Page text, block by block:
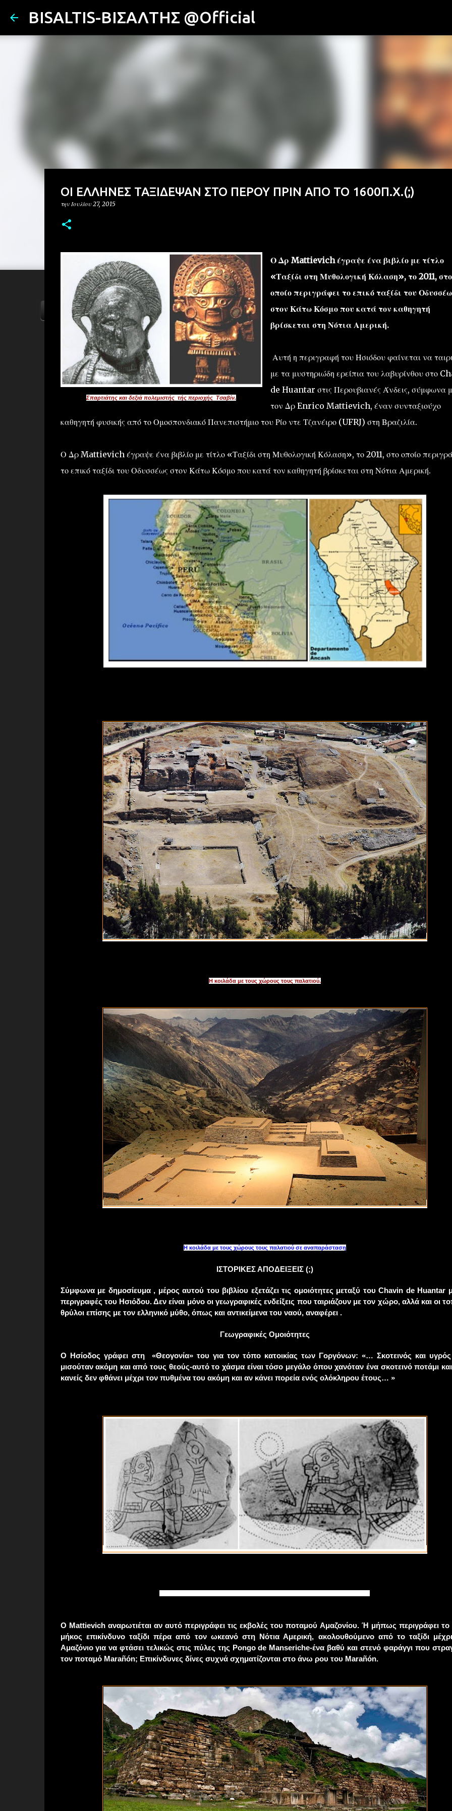
BISALTIS-ΒΙΣΑΛΤΗΣ @Official
ΑΡΧΙΚΗ YOUTUBE FACEBOOK ''ΜΑΓΕΜΕΝΕΣ'' /PROJECT ΣΧΕΤΙΚΑ/ABOUT
OI EΛΛΗΝΕΣ ΤΑΞΙΔΕΨΑΝ ΣΤΟ ΠΕΡΟΥ ΠΡΙΝ ΑΠΟ ΤΟ 1600Π.Χ.(;)
την Ιουλίου 27, 2015
Σπαρτιάτης και δεξιά πολεμιστής τής περιοχής Τσαβίν.
Ο Δρ Mattievich έγραψε ένα βιβλίο με τίτλο
«Ταξίδι στη Μυθολογική Κόλαση», το 2011, στο
οποίο περιγράφει το επικό ταξίδι του
στον Κάτω Κόσμο που κατά τον καθηγητή
βρίσκεται στη Νότια Αμερική.
Αυτή η περιγραφή του Ησιόδου φαίνεται να
με τα μυστηριώδη ερείπια του λαβυρίνθου στο
de Huantar στις Περουβιανές Άνδεις, σύμφωνα
τον Δρ Enrico Mattievich, έναν συνταξιούχο
καθηγητή φυσικής από το Ομοσπονδιακό Πανεπιστήμιο του Ρίο ντε Τζανέιρο (UFRJ) στη Βραζιλία.
Ο Δρ Mattievich έγραψε ένα βιβλίο με τίτλο «Ταξίδι στη Μυθολογική Κόλαση», το 2011, στο οποίο
το επικό ταξίδι του Οδυσσέως στον Κάτω Κόσμο που κατά τον καθηγητή βρίσκεται στη Νότια Αμερική.
Η κοιλάδα με τους χώρους τους παλατιού.
Η κοιλάδα με τους χώρους τους παλατιού σε αναπαράσταση
ΙΣΤΟΡΙΚΕΣ ΑΠΟΔΕΙΞΕΙΣ (;)
Σύμφωνα με δημοσίευμα , μέρος αυτού του βιβλίου εξετάζει τις ομοιότητες μεταξύ του Chavin de Huantar
περιγραφές του Ησιόδου. Δεν είναι μόνο οι γεωγραφικές ενδείξεις που ταιριάζουν με τον χώρο, αλλά και οι
θρύλοι επίσης με τον ελληνικό μύθο, όπως και αντικείμενα του ναού, αναφέρει .
Γεωγραφικές Ομοιότητες
Ο Ησίοδος γράφει στη «Θεογονία» του για τον τόπο κατοικίας των Γοργόνων: «… Σκοτεινός και
μισούταν ακόμη και από τους θεούς-αυτό το χάσμα είναι τόσο μεγάλο όπου χανόταν ένα σκοτεινό ποτάμι
κανείς δεν φθάνει μέχρι τον πυθμένα του ακόμη και αν κάνει πορεία ενός ολόκληρου έτους… »
Ο Mattievich αναρωτιέται αν αυτό περιγράφει τις εκβολές του ποταμού Αμαζονίου. Ή μήπως περιγράφει το
μήκος επικίνδυνο ταξίδι πέρααπό τον ωκεανό στη Νότια Αμερική, ακολουθούμενο από το ταξίδι
Αμαζόνιο για να φτάσει τελικώς στις πύλες της Pongo de Manseriche-ένα βαθύ και στενό φαράγγι που
τον ποταμό Marañón; Επικίνδυνες δίνες συχνά σχηματίζονται στο άνω ρου του Marañón.